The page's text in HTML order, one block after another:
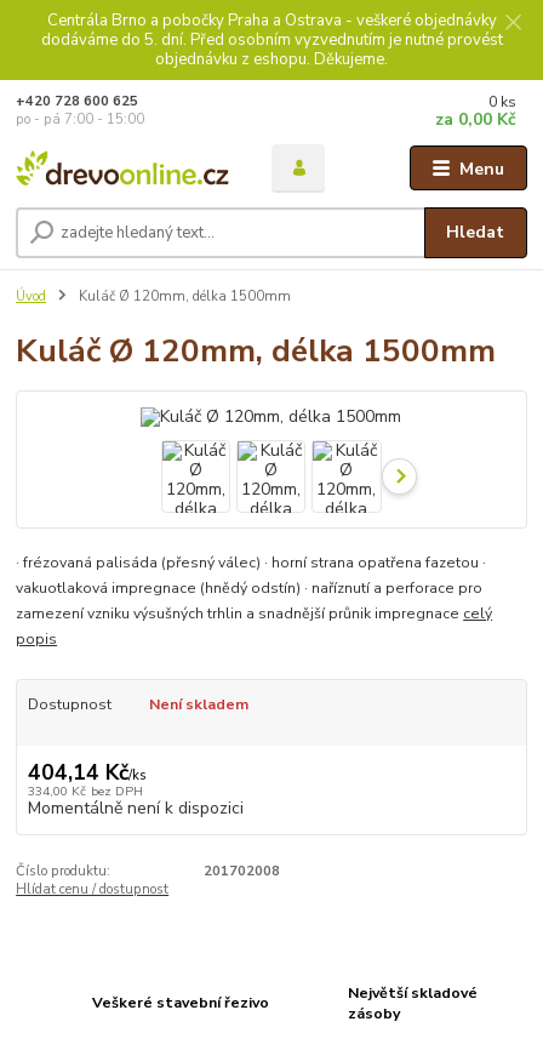
Centrála Brno a pobočky Praha a Ostrava - veškeré objednávky
dodáváme do 5. dní. Před osobním vyzvednutím je nutné provést
objednávku z eshopu. Děkujeme.
Menu
Hledat
+420 728 600 625
po - pá 7:00 - 15:00
0 ks
za 0,00 Kč
Úvod Kuláč Ø 120mm, délka 1500mm
Kuláč Ø 120mm, délka 1500mm
· frézovaná palisáda (přesný válec) · horní strana opatřena fazetou ·
vakuotlaková impregnace (hnědý odstín) · naříznutí a perforace pro
zamezení vzniku výsušných trhlin a snadnější průnik impregnace celý
popis
Dostupnost Není skladem
404,14 Kč/ks
334,00 Kč bez DPH
Momentálně není k dispozici
Číslo produktu:
201702008
Hlídat cenu / dostupnost
Veškeré stavební řezivo
Největší skladové
zásoby